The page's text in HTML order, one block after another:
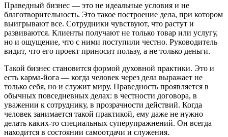
Праведный бизнес — это не идеальные условия и не
благотворительность. Это такое построение дела, при котором
выигрывают все. Сотрудники чувствуют, что растут и
развиваются. Клиенты получают не только товар или услугу,
но и ощущение, что с ними поступили честно. Руководитель
видит, что его проект приносит пользу, а не только деньги.
Такой бизнес становится формой духовной практики. Это и
есть карма-йога — когда человек через дела выражает не
только себя, но и служит миру. Праведность проявляется в
обычных повседневных делах: в честности договора, в
уважении к сотруднику, в прозрачности действий. Когда
человек занимается такой практикой, ему даже не нужно
делать каких-то специальных суперупражнений. Он всегда
находится в состоянии самоотдачи и служения.